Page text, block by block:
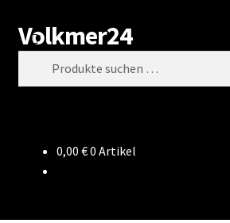
Zur
Navigation
springen
Zum
Inhalt
springen
Volkmer24
Suchen
0,00 €0 Artikel